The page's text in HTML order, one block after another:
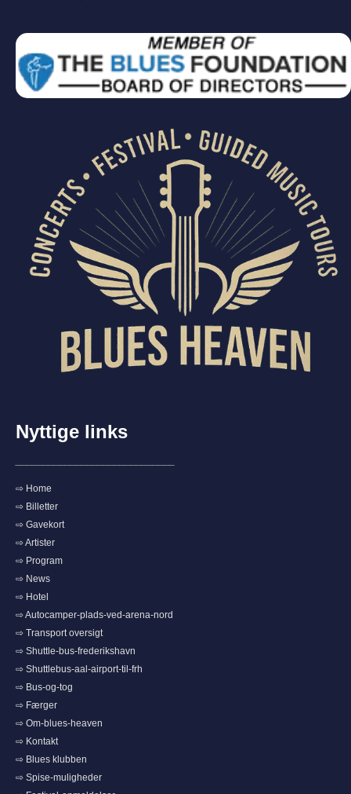
Nyttige links
⇨ Home
⇨ Billetter
⇨ Gavekort
⇨ Artister
⇨ Program
⇨ News
⇨ Hotel
⇨ Autocamper-plads-ved-arena-nord
⇨ Transport oversigt
⇨ Shuttle-bus-frederikshavn
⇨ Shuttlebus-aal-airport-til-frh
⇨ Bus-og-tog
⇨ Færger
⇨ Om-blues-heaven
⇨ Kontakt
⇨ Blues klubben
⇨ Spise-muligheder